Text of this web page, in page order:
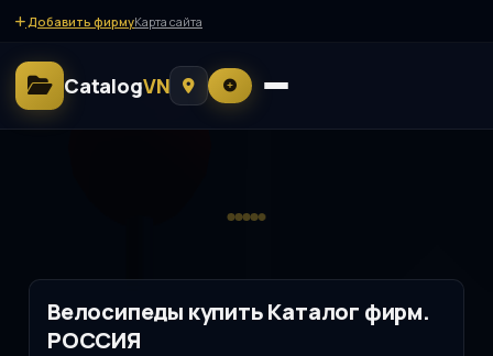
Добавить фирмуКарта сайта
CatalogVN
Велосипеды купить Каталог фирм.
РОССИЯ